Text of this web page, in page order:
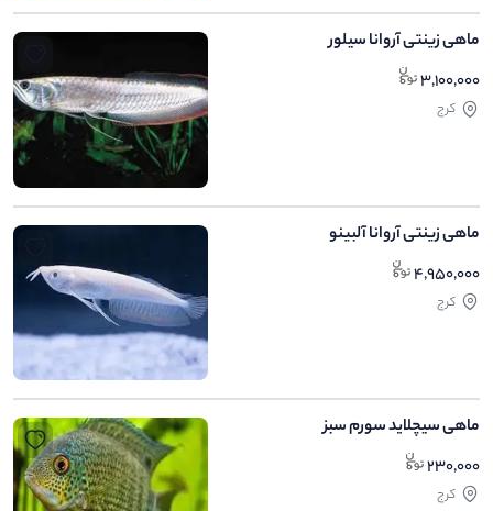
ماهی زینتی آروانا سیلور
3,100,000
کرج
ماهی زینتی آروانا آلبینو
4,950,000
کرج
ماهی سیچلاید سورم سبز
230,000
کرج